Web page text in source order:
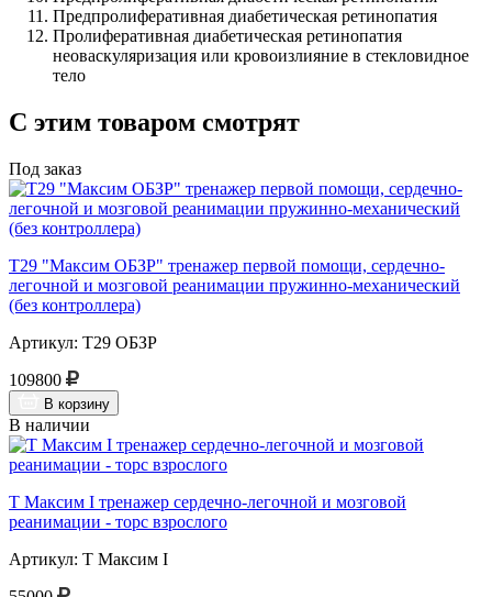
Предпролиферативная диабетическая ретинопатия
Пролиферативная диабетическая ретинопатия
неоваскуляризация или кровоизлияние в стекловидное
тело
С этим товаром смотрят
Под заказ
Т29 "Максим ОБЗР" тренажер первой помощи, сердечно-
легочной и мозговой реанимации пружинно-механический
(без контроллера)
Артикул: Т29 ОБЗР
109800
В корзину
В наличии
Т Максим I тренажер сердечно-легочной и мозговой
реанимации - торс взрослого
Артикул: Т Максим I